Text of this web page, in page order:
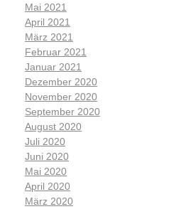
Mai 2021
April 2021
März 2021
Februar 2021
Januar 2021
Dezember 2020
November 2020
September 2020
August 2020
Juli 2020
Juni 2020
Mai 2020
April 2020
März 2020